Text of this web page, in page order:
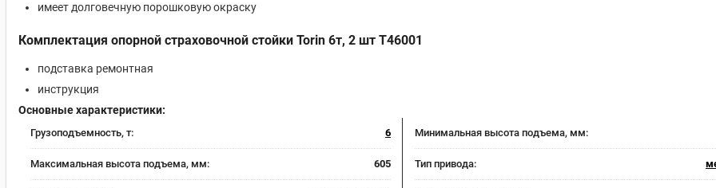
имеет долговечную порошковую окраску
Комплектация опорной страховочной стойки Torin 6т, 2 шт T46001
подставка ремонтная
инструкция
Основные характеристики:
Грузоподъемность, т: 6 Минимальная высота подъема, мм:
Максимальная высота подъема, мм: 605 Тип привода: